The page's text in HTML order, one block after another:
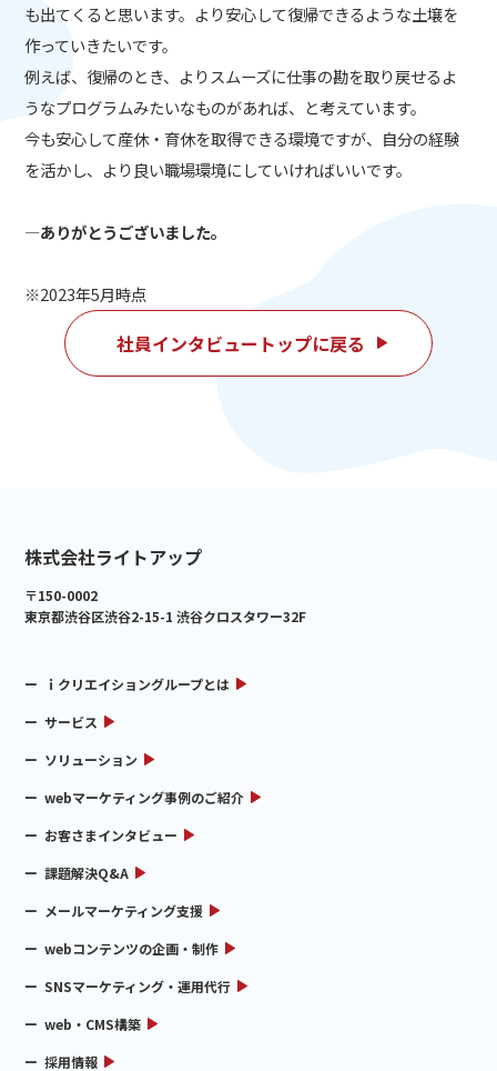
も出てくると思います。より安心して復帰できるような土壌を
作っていきたいです。
例えば、復帰のとき、よりスムーズに仕事の勘を取り戻せるよ
うなプログラムみたいなものがあれば、と考えています。
今も安心して産休・育休を取得できる環境ですが、自分の経験
を活かし、より良い職場環境にしていければいいです。
―ありがとうございました。
※2023年5月時点
社員インタビュートップに戻る
株式会社ライトアップ
〒150-0002
東京都渋谷区渋谷2-15-1 渋谷クロスタワー32F
ｉクリエイショングループとは
サービス
ソリューション
webマーケティング事例のご紹介
お客さまインタビュー
課題解決Q&A
メールマーケティング支援
webコンテンツの企画・制作
SNSマーケティング・運用代行
web・CMS構築
採用情報